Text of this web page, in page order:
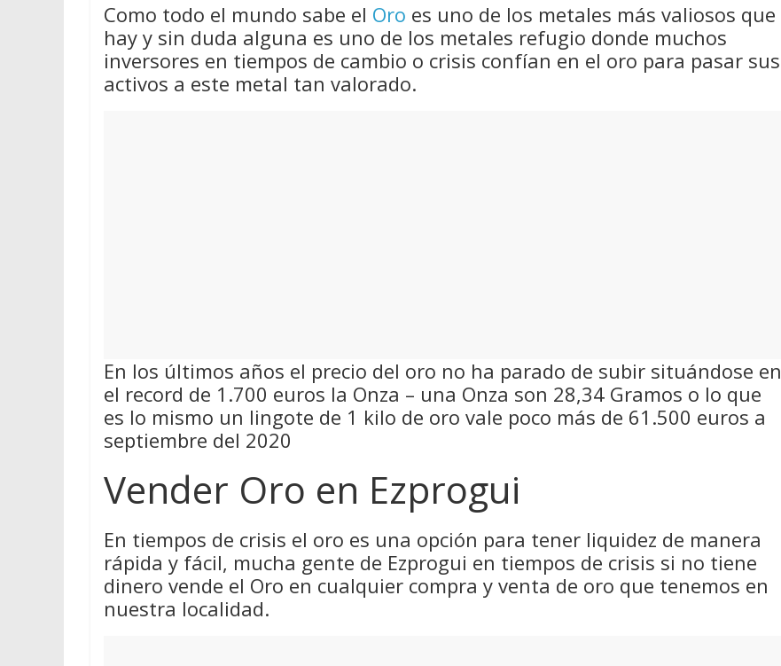
Como todo el mundo sabe el Oro es uno de los metales más valiosos que
hay y sin duda alguna es uno de los metales refugio donde muchos
inversores en tiempos de cambio o crisis confían en el oro para pasar sus
activos a este metal tan valorado.
En los últimos años el precio del oro no ha parado de subir situándose en
el record de 1.700 euros la Onza – una Onza son 28,34 Gramos o lo que
es lo mismo un lingote de 1 kilo de oro vale poco más de 61.500 euros a
septiembre del 2020
Vender Oro en Ezprogui
En tiempos de crisis el oro es una opción para tener liquidez de manera
rápida y fácil, mucha gente de Ezprogui en tiempos de crisis si no tiene
dinero vende el Oro en cualquier compra y venta de oro que tenemos en
nuestra localidad.